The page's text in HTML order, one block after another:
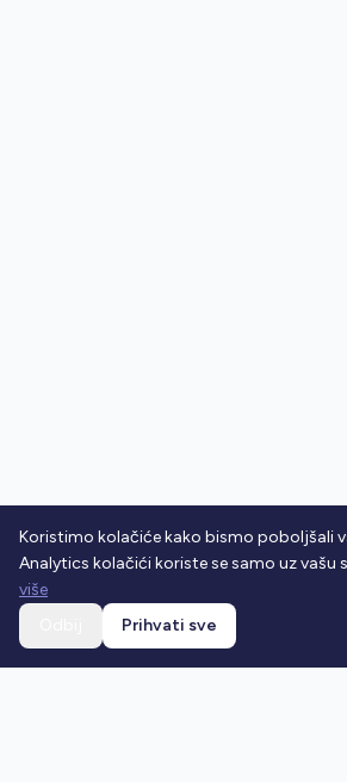
Koristimo kolačiće kako bismo poboljšali
Analytics kolačići koriste se samo uz vašu
više
Prihvati sve